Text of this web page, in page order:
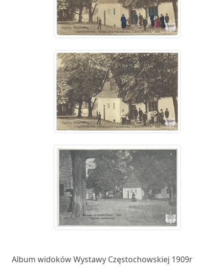
Album widoków Wystawy Częstochowskiej 1909r